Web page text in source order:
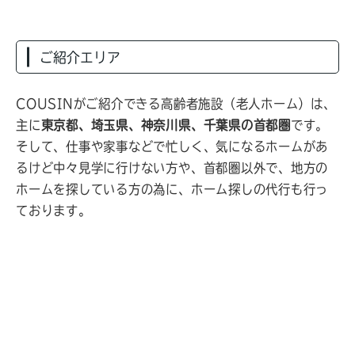
ご紹介エリア
COUSINがご紹介できる高齢者施設（老人ホーム）は、
主に東京都、埼玉県、神奈川県、千葉県の首都圏です。
そして、仕事や家事などで忙しく、気になるホームがあ
るけど中々見学に行けない方や、首都圏以外で、地方の
ホームを探している方の為に、ホーム探しの代行も行っ
ております。